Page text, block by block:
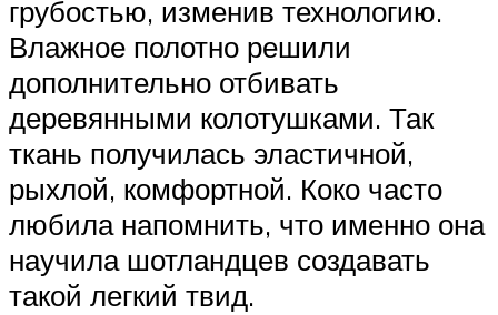
грубостью, изменив технологию.
Влажное полотно решили
дополнительно отбивать
деревянными колотушками. Так
ткань получилась эластичной,
рыхлой, комфортной. Коко часто
любила напомнить, что именно она
научила шотландцев создавать
такой легкий твид.